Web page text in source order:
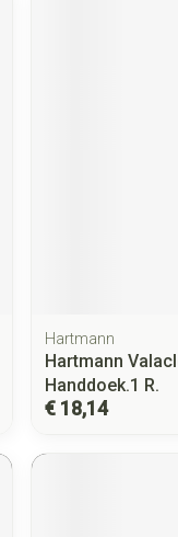
Hartmann
Hartmann
Handdoek.1 R.
€ 18,14